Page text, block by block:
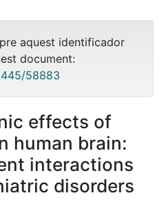
aquest identificador
document:
58883
effects of
human brain:
interactions
disorders